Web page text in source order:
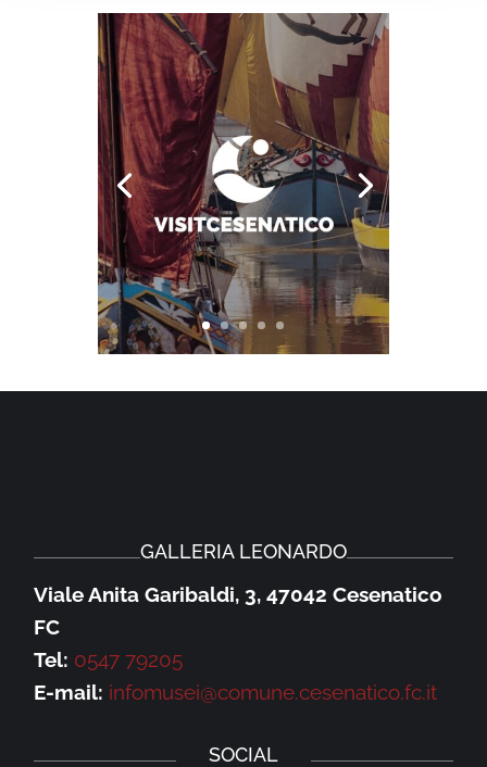
GALLERIA LEONARDO
Viale Anita Garibaldi, 3, 47042 Cesenatico
FC
Tel: 0547 79205
E-mail: infomusei@comune.cesenatico.fc.it
SOCIAL